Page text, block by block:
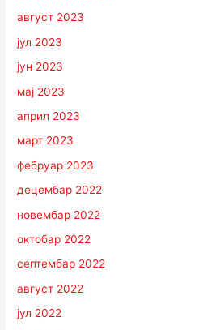
август 2023
јул 2023
јун 2023
мај 2023
април 2023
март 2023
фебруар 2023
децембар 2022
новембар 2022
октобар 2022
септембар 2022
август 2022
јул 2022